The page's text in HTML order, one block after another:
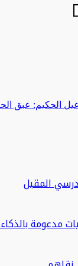
الحكيم: عبق
المقبل
مدعومة